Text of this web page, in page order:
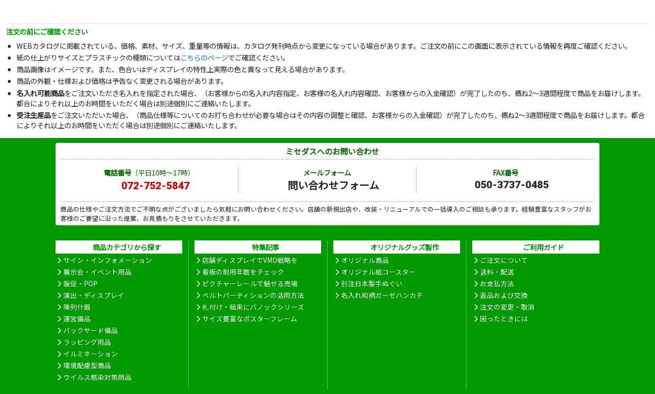
注文の前にご確認ください
WEBカタログに掲載されている、価格、素材、サイズ、重量等の情報は、カタログ発刊時点から変更になっている場合があります。ご注文の前にこの画面に表示されている情報を再度ご確認ください。
紙の仕上がりサイズとプラスチックの種類についてはこちらのページでご確認ください。
商品画像はイメージです。また、色合いはディスプレイの特性上実際の色と異なって見える場合があります。
商品の外観・仕様および価格は予告なく変更される場合があります。
名入れ可能商品をご注文いただき名入れを指定された場合、（お客様からの名入れ内容指定、お客様の名入れ内容確認、お客様からの入金確認）が完了したのち、概ね2～3週間程度で商品をお届けします。
都合によりそれ以上のお時間をいただく場合は別途個別にご連絡いたします。
受注生産品をご注文いただいた場合、（商品仕様等についてのお打ち合わせが必要な場合はその内容の調整と確認、お客様からの入金確認）が完了したのち、概ね2～3週間程度で商品をお届けします。都合
によりそれ以上のお時間をいただく場合は別途個別にご連絡いたします。
ミセダスへのお問い合わせ
電話番号（平日10時～17時）
072-752-5847
メールフォーム
問い合わせフォーム
FAX番号
050-3737-0485
商品の仕様やご注文方法でご不明な点がございましたら気軽にお問い合わせください。店舗の新規出店や、改装・リニューアルでの一括導入のご相談も承ります。経験豊富なスタッフがお
客様のご要望に沿った提案、お見積もりをさせていただきます。
商品カテゴリから探す
サイン・インフォメーション
展示会・イベント用品
販促・POP
演出・ディスプレイ
陳列什器
運営備品
バックヤード備品
ラッピング用品
イルミネーション
環境配慮型商品
ウイルス感染対策用品
特集記事
店舗ディスプレイでVMD戦略を
看板の耐用年数をチェック
ピクチャーレールで魅せる売場
ベルトパーティションの活用方法
札付け・結束にバノックシリーズ
サイズ豊富なポスターフレーム
オリジナルグッズ製作
オリジナル商品
オリジナル紙コースター
別注日本製手ぬぐい
名入れ和柄ガーゼハンカチ
ご利用ガイド
ご注文について
送料・配送
お支払方法
返品および交換
注文の変更・取消
困ったときには